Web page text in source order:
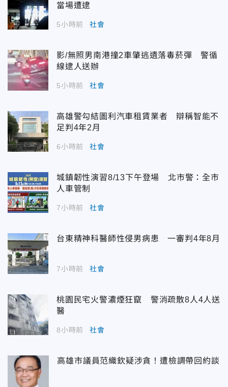
當場遭逮
5小時前 社會
影/無照男南港撞2車肇逃遺落毒菸彈 警循
線逮人送辦
5小時前 社會
高雄警勾結圖利汽車租賃業者 辯稱智能不
足判4年2月
6小時前 社會
城鎮韌性演習8/13下午登場 北市警：全市
人車管制
7小時前 社會
台東精神科醫師性侵男病患 一審判4年8月
7小時前 社會
桃園民宅火警濃煙狂竄 警消疏散8人4人送
醫
8小時前 社會
高雄市議員范織欽疑涉貪！遭檢調帶回約談